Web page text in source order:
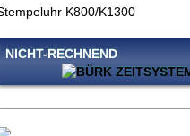
K800/K1300
NICHT-RECHNEND